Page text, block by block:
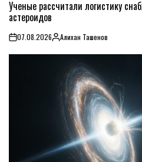
IN
Ученые рассчитали логистику
астероидов
on07.08.2026PostedАлихан Ташенов